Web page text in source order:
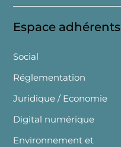
Espace adhérents
Social
Réglementation
Juridique / Economie
Digital numérique
Environnement et